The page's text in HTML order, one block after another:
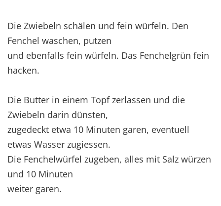
Die Zwiebeln schälen und fein würfeln. Den
Fenchel waschen, putzen
und ebenfalls fein würfeln. Das Fenchelgrün fein
hacken.
Die Butter in einem Topf zerlassen und die
Zwiebeln darin dünsten,
zugedeckt etwa 10 Minuten garen, eventuell
etwas Wasser zugiessen.
Die Fenchelwürfel zugeben, alles mit Salz würzen
und 10 Minuten
weiter garen.